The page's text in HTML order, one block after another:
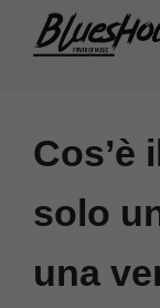
Cos’è
solo
una